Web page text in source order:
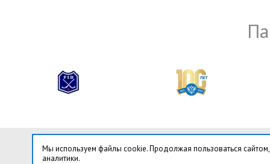
Мы используем файлы cookie. Продолжая пользоваться
аналитики.